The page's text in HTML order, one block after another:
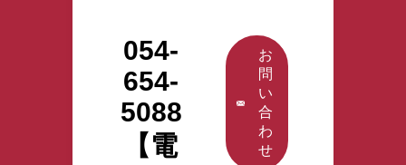
054-
654-
5088
【電
お
問
い
合
わ
せ